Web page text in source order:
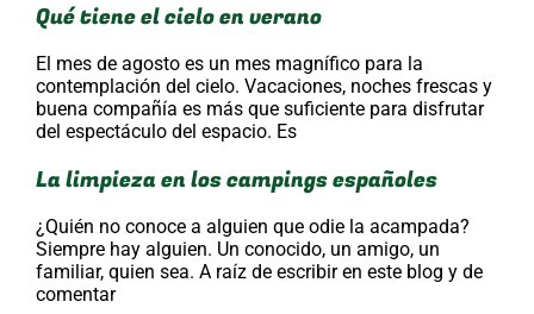
Qué tiene el cielo en verano
El mes de agosto es un mes magnífico para la
contemplación del cielo. Vacaciones, noches frescas y
buena compañía es más que suficiente para disfrutar
del espectáculo del espacio. Es
La limpieza en los campings españoles
¿Quién no conoce a alguien que odie la acampada?
Siempre hay alguien. Un conocido, un amigo, un
familiar, quien sea. A raíz de escribir en este blog y de
comentar